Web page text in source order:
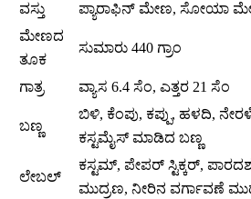
ವಸ್ತು
ಪ್ಯಾರಾಫಿನ್ ಮೇಣ, ಸೋಯಾ
ಮೇಣದ
ತೂಕ
ಸುಮಾರು 440 ಗ್ರಾಂ
ಗಾತ್ರ ವ್ಯಾಸ 6.4 ಸೆಂ, ಎತ್ತರ 21 ಸೆಂ
ಬಣ್ಣ
ಬಿಳಿ, ಕೆಂಪು, ಕಪ್ಪು, ಹಳದಿ,
ಕಸ್ಟಮೈಸ್ ಮಾಡಿದ ಬಣ್ಣ
ಲೇಬಲ್
ಕಸ್ಟಮ್, ಪೇಪರ್ ಸ್ಟಿಕ್ಕರ್,
ಮುದ್ರಣ, ನೀರಿನ ವರ್ಗಾವಣೆ